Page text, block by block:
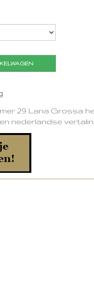
29 Lana Grossa
nederlandse